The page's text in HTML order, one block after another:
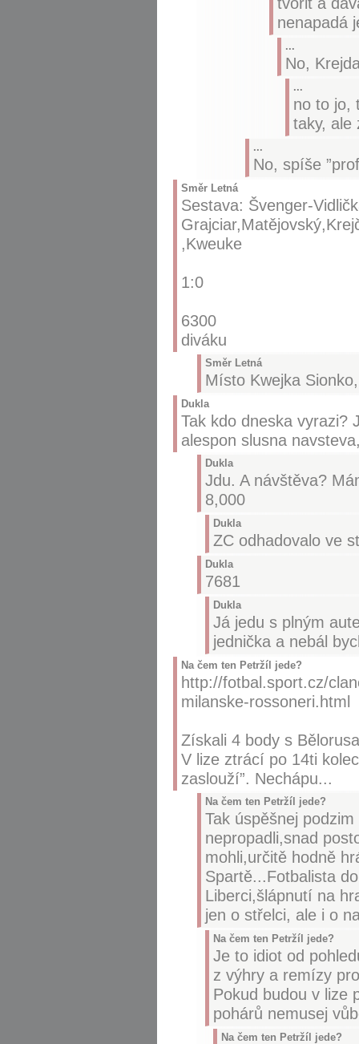
nenapadá
...
No,
...
no to jo,
taky, ale
...
No, spíše
Směr Letná
Sestava: Švenger-
,Kweuke
1:0
6300
diváku
Směr Letná
Místo Kwejka
Dukla
Tak kdo dneska vyrazi?
alespon slusna
Dukla
Jdu. A návštěva?
8,000
Dukla
ZC odhadovalo ve
Dukla
7681
Dukla
Já jedu s plným
jednička a nebál
Na čem ten Petržíl jede?
http://fotbal.sport.cz/
milanske-rossoneri.html
Získali 4 body s
V lize ztrácí po 14ti
zaslouží”. Nechápu...
Na čem ten Petržíl jede?
Tak úspěšnej
nepropadli,snad
mohli,určitě hodně
Spartě...Fotbalista
Liberci,šlápnutí na
jen o střelci, ale i o
Na čem ten Petržíl jede?
Je to idiot od
z výhry a remízy
Pokud budou v lize
pohárů nemusej
Na čem ten Petržíl jede?